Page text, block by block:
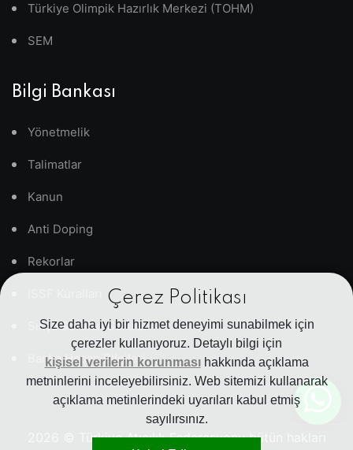
Çerez Politikası
Size daha iyi bir hizmet deneyimi sunabilmek için
çerezler kullanıyoruz. Detaylı bilgi için
kişisel verilerin korunmasıhakkında açıklama
metninlerini inceleyebilirsiniz. Web sitemizi kullanarak
açıklama metinlerindeki uyarıları kabul etmiş
sayılırsınız.
Türkiye Olimpik Hazırlık Merkezi (TOHM)
SEM
Bilgi Bankası
Yönetmelik
Talimatlar
Kanun
Anti Doping
Rekorlar
Sıkça Sorulan Sorular
Banka Hesap Bilgileri
© Türkiye Atıcılık Federasyonu bütün hakları